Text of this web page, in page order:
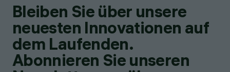
Bleiben Sie über unsere
neuesten Innovationen auf
dem Laufenden.
Abonnieren Sie unseren